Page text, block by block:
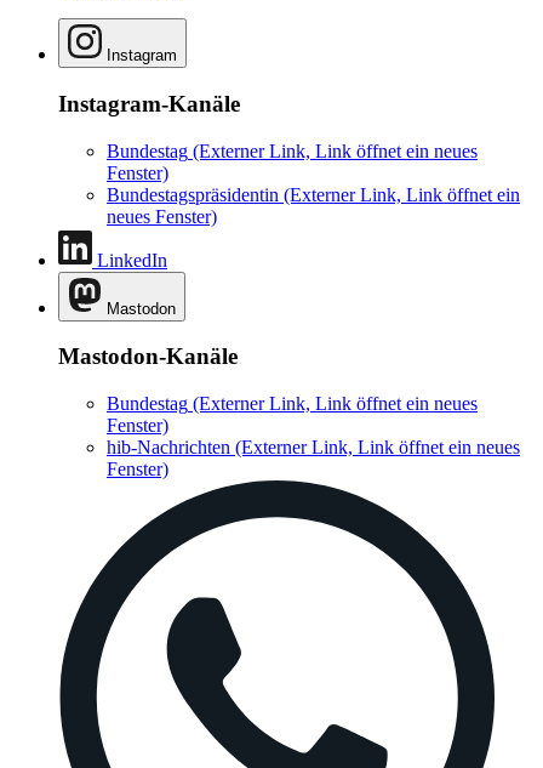
Instagram
Instagram-Kanäle
Bundestag (Externer Link, Link öffnet ein neues
Fenster)
Bundestagspräsidentin (Externer Link, Link öffnet ein
neues Fenster)
LinkedIn
Mastodon
Mastodon-Kanäle
Bundestag (Externer Link, Link öffnet ein neues
Fenster)
hib-Nachrichten (Externer Link, Link öffnet ein neues
Fenster)